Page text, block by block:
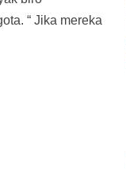
“ Jika mereka